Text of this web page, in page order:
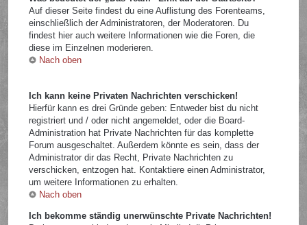
Auf dieser Seite findest du eine Auflistung des Forenteams,
einschließlich der Administratoren, der Moderatoren. Du
findest hier auch weitere Informationen wie die Foren, die
diese im Einzelnen moderieren.
Nach oben
Ich kann keine Privaten Nachrichten verschicken!
Hierfür kann es drei Gründe geben: Entweder bist du nicht
registriert und / oder nicht angemeldet, oder die Board-
Administration hat Private Nachrichten für das komplette
Forum ausgeschaltet. Außerdem könnte es sein, dass der
Administrator dir das Recht, Private Nachrichten zu
verschicken, entzogen hat. Kontaktiere einen Administrator,
um weitere Informationen zu erhalten.
Nach oben
Ich bekomme ständig unerwünschte Private Nachrichten!